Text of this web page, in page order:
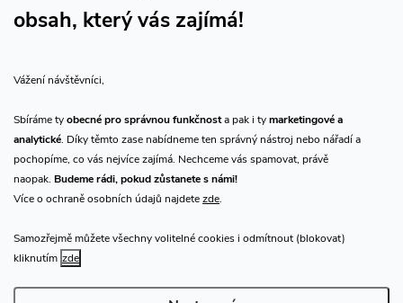
obsah, který vás zajímá!
Vážení návštěvníci,
Sbíráme tyobecné pro správnou funkčnosta pak i tymarketingové a
analytické. Díky těmto zase nabídneme ten správný nástroj nebo nářadí a
pochopíme, co vás nejvíce zajímá. Nechceme vás spamovat, právě
naopak. Budeme rádi, pokud zůstanete s námi!
Více o ochraně osobních údajů najdetezde.
Samozřejmě můžete všechny volitelné cookies i odmítnout (blokovat)
kliknutím zde
Přijímáme online platby